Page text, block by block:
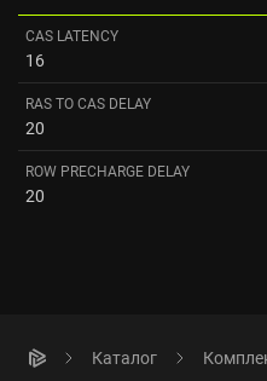
CAS LATENCY
16
RAS TO CAS DELAY
20
ROW PRECHARGE DELAY
20
Каталог